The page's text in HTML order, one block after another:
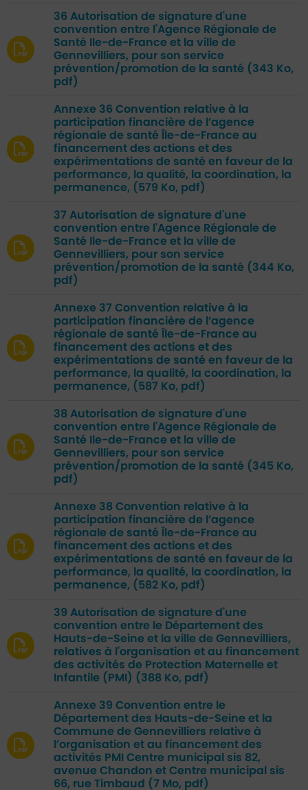
36 Autorisation de signature d'une
convention entre l'Agence Régionale de
Santé Ile-de-France et la ville de
Gennevilliers, pour son service
prévention/promotion de la santé (343 Ko,
pdf)
Annexe 36 Convention relative à la
participation financière de l’agence
régionale de santé Île-de-France au
financement des actions et des
expérimentations de santé en faveur de la
performance, la qualité, la coordination, la
permanence, (579 Ko, pdf)
37 Autorisation de signature d'une
convention entre l'Agence Régionale de
Santé Ile-de-France et la ville de
Gennevilliers, pour son service
prévention/promotion de la santé (344 Ko,
pdf)
Annexe 37 Convention relative à la
participation financière de l’agence
régionale de santé Île-de-France au
financement des actions et des
expérimentations de santé en faveur de la
performance, la qualité, la coordination, la
permanence, (587 Ko, pdf)
38 Autorisation de signature d'une
convention entre l'Agence Régionale de
Santé Ile-de-France et la ville de
Gennevilliers, pour son service
prévention/promotion de la santé (345 Ko,
pdf)
Annexe 38 Convention relative à la
participation financière de l’agence
régionale de santé Île-de-France au
financement des actions et des
expérimentations de santé en faveur de la
performance, la qualité, la coordination, la
permanence, (582 Ko, pdf)
39 Autorisation de signature d'une
convention entre le Département des
Hauts-de-Seine et la ville de Gennevilliers,
relatives à l'organisation et au financement
des activités de Protection Maternelle et
Infantile (PMI) (388 Ko, pdf)
Annexe 39 Convention entre le
Département des Hauts-de-Seine et la
Commune de Gennevilliers relative à
l’organisation et au financement des
activités PMI Centre municipal sis 82,
avenue Chandon et Centre municipal sis
66, rue Timbaud (7 Mo, pdf)